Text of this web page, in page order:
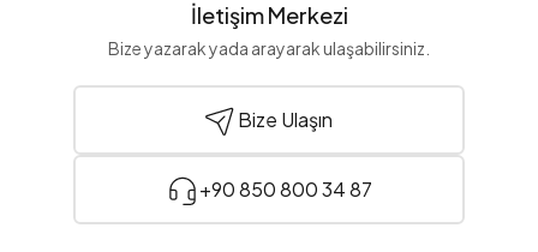
İletişim Merkezi
Bize yazarak yada arayarak ulaşabilirsiniz.
Bize Ulaşın
+90 850 800 34 87